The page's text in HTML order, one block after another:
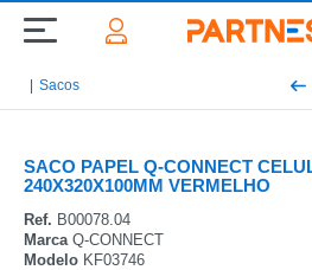
Sacos
SACO PAPEL Q-CONNECT
240X320X100MM VERMELHO
Ref. B00078.04
MarcaQ-CONNECT
Modelo KF03746